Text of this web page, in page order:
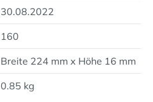
30.08.2022
160
Breite 224 mm x Höhe 16 mm
0.85 kg